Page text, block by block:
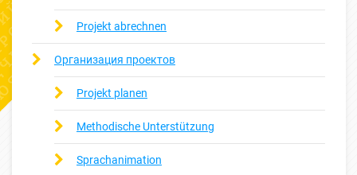
Projekt abrechnen
Организация проектов
Projekt planen
Methodische Unterstützung
Sprachanimation